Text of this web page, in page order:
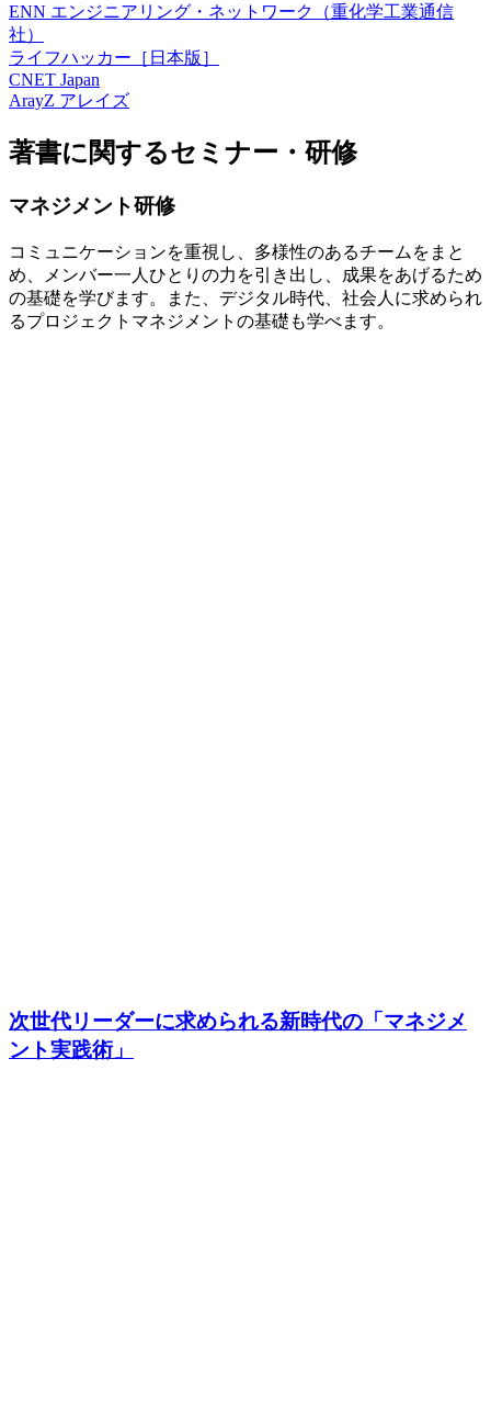
ENN エンジニアリング・ネットワーク（重化学工業通信
社）
ライフハッカー［日本版］
CNET Japan
ArayZ アレイズ
著書に関するセミナー・研修
マネジメント研修
コミュニケーションを重視し、多様性のあるチームをまと
め、メンバー一人ひとりの力を引き出し、成果をあげるため
の基礎を学びます。また、デジタル時代、社会人に求められ
るプロジェクトマネジメントの基礎も学べます。
次世代リーダーに求められる新時代の「マネジメ
ント実践術」